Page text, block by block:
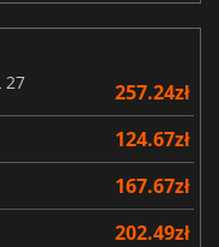
27
257.24zł
124.67zł
167.67zł
202.49zł